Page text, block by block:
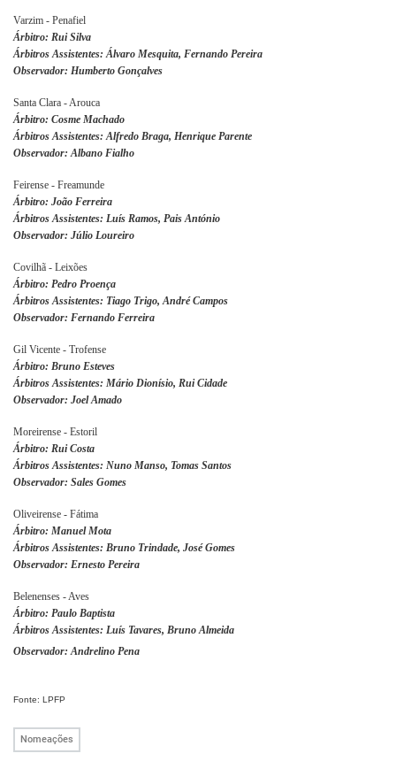
Varzim - Penafiel
Árbitro: Rui Silva
Árbitros Assistentes: Álvaro Mesquita, Fernando Pereira
Observador: Humberto Gonçalves
Santa Clara - Arouca
Árbitro: Cosme Machado
Árbitros Assistentes: Alfredo Braga, Henrique Parente
Observador: Albano Fialho
Feirense - Freamunde
Árbitro: João Ferreira
Árbitros Assistentes: Luís Ramos, Pais António
Observador: Júlio Loureiro
Covilhã - Leixões
Árbitro: Pedro Proença
Árbitros Assistentes: Tiago Trigo, André Campos
Observador: Fernando Ferreira
Gil Vicente - Trofense
Árbitro: Bruno Esteves
Árbitros Assistentes: Mário Dionísio, Rui Cidade
Observador: Joel Amado
Moreirense - Estoril
Árbitro: Rui Costa
Árbitros Assistentes: Nuno Manso, Tomas Santos
Observador: Sales Gomes
Oliveirense - Fátima
Árbitro: Manuel Mota
Árbitros Assistentes: Bruno Trindade, José Gomes
Observador: Ernesto Pereira
Belenenses - Aves
Árbitro: Paulo Baptista
Árbitros Assistentes: Luís Tavares, Bruno Almeida
Observador: Andrelino Pena
Fonte: LPFP
Nomeações